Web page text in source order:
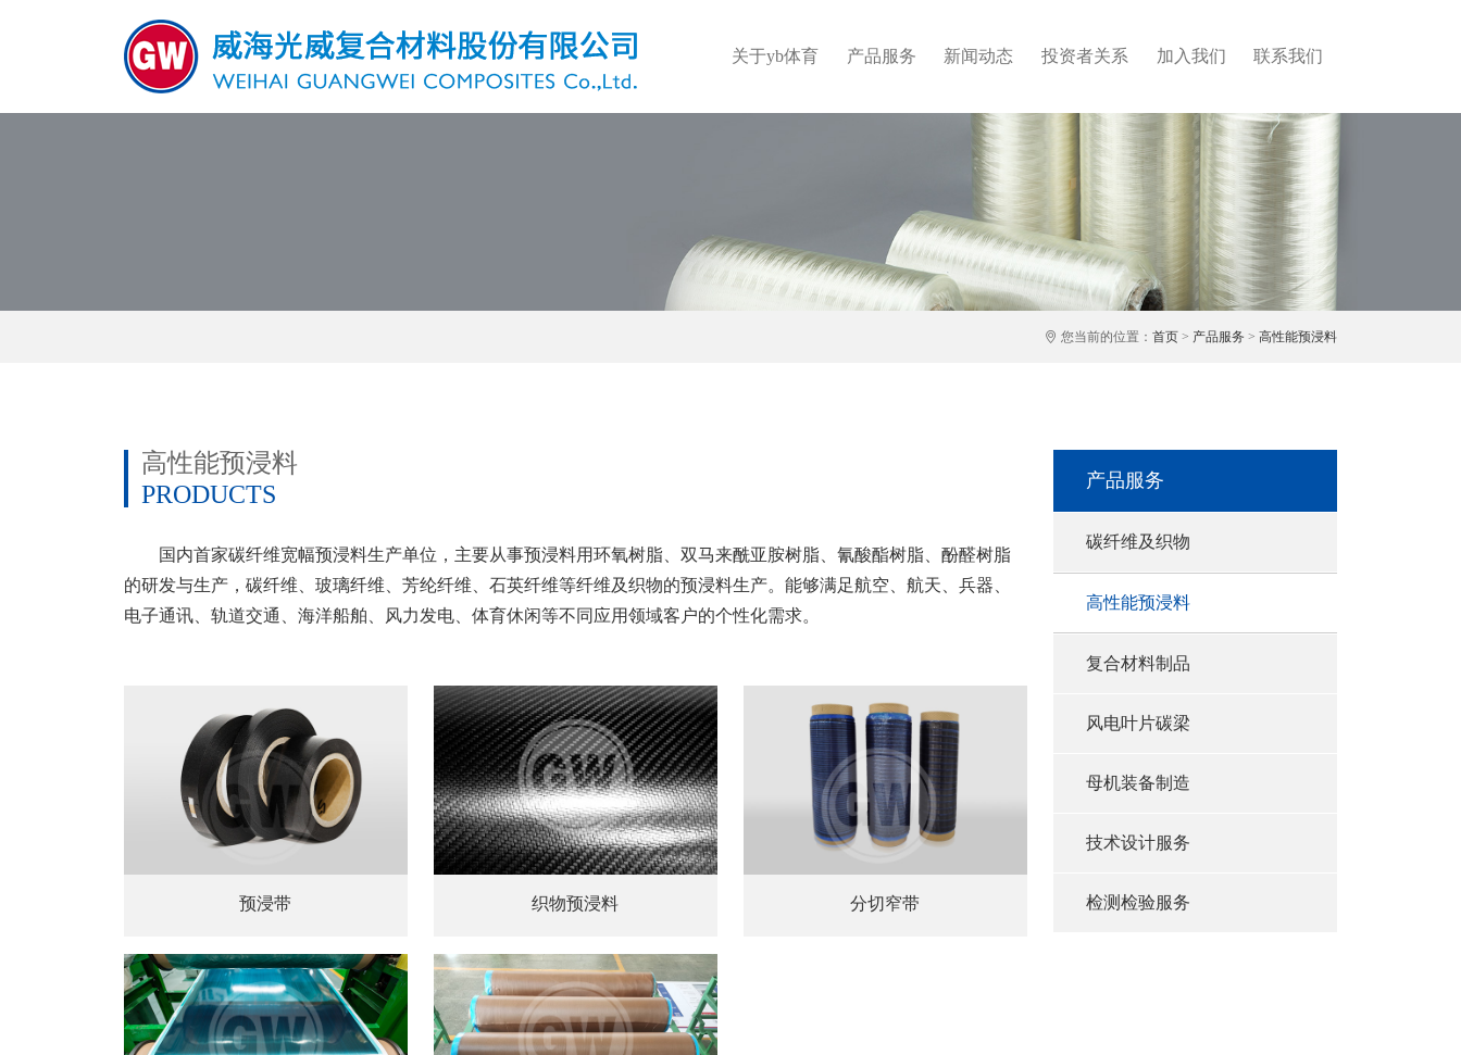
关于yb体育 产品服务 新闻动态 投资者关系 加入我们 联系我们
您当前的位置： 首页 > 产品服务 > 高性能预浸料
高性能预浸料
PRODUCTS
国内首家碳纤维宽幅预浸料生产单位，主要从事预浸料用环氧树脂、双马来酰亚胺树脂、氰酸酯树脂、酚醛树脂
的研发与生产，碳纤维、玻璃纤维、芳纶纤维、石英纤维等纤维及织物的预浸料生产。能够满足航空、航天、兵器、
电子通讯、轨道交通、海洋船舶、风力发电、体育休闲等不同应用领域客户的个性化需求。
预浸带 织物预浸料 分切窄带
产品服务
碳纤维及织物
高性能预浸料
复合材料制品
风电叶片碳梁
母机装备制造
技术设计服务
检测检验服务